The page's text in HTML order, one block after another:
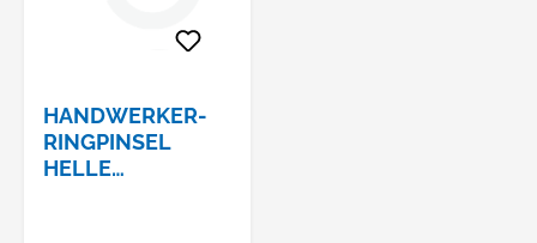
HANDWERKER-
RINGPINSEL
HELLE